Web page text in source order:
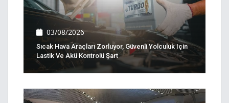
03/08/2026
Sıcak Hava Araçları Zorluyor, Güvenli Yolculuk Için
Lastik Ve Akü Kontrolü Şart